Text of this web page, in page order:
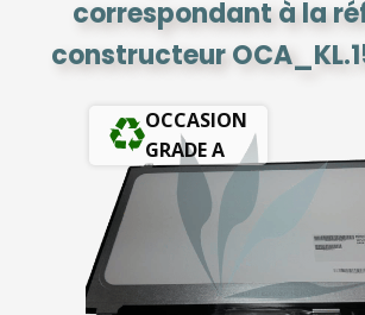
correspondant à la
constructeur
OCCASION
GRADE A